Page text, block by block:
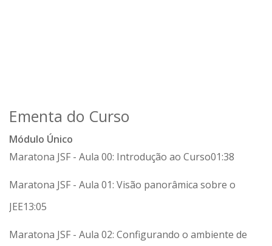
Ementa do Curso
Módulo Único
Maratona JSF - Aula 00: Introdução ao Curso01:38
Maratona JSF - Aula 01: Visão panorâmica sobre o
JEE13:05
Maratona JSF - Aula 02: Configurando o ambiente de